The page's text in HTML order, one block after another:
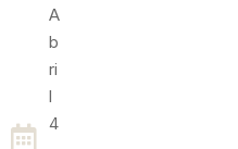
A
B
Ri
L
4